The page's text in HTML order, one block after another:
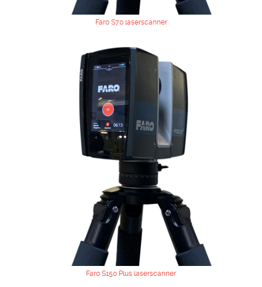
Faro S70 laserscanner
Faro S150 Plus laserscanner